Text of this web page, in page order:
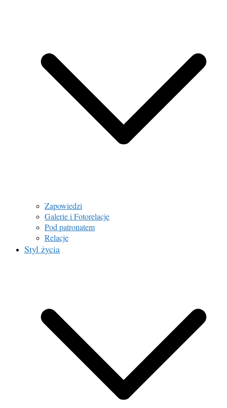
Zapowiedzi
Galerie i Fotorelacje
Pod patronatem
Relacje
Styl życia